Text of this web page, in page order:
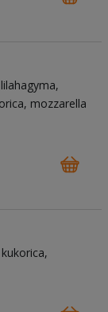
lilahagyma
mozzarella
kukorica